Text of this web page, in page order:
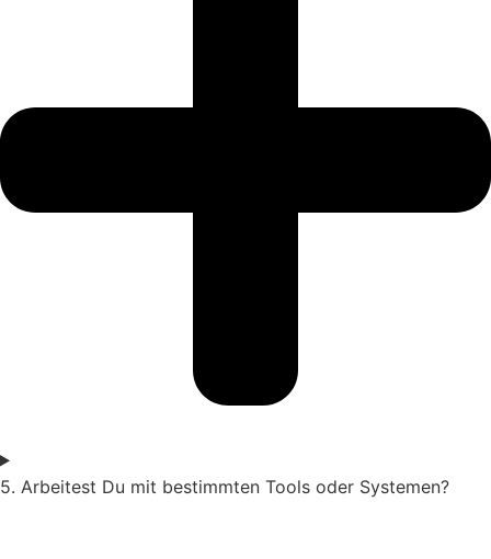
5. Arbeitest Du mit bestimmten Tools oder Systemen?